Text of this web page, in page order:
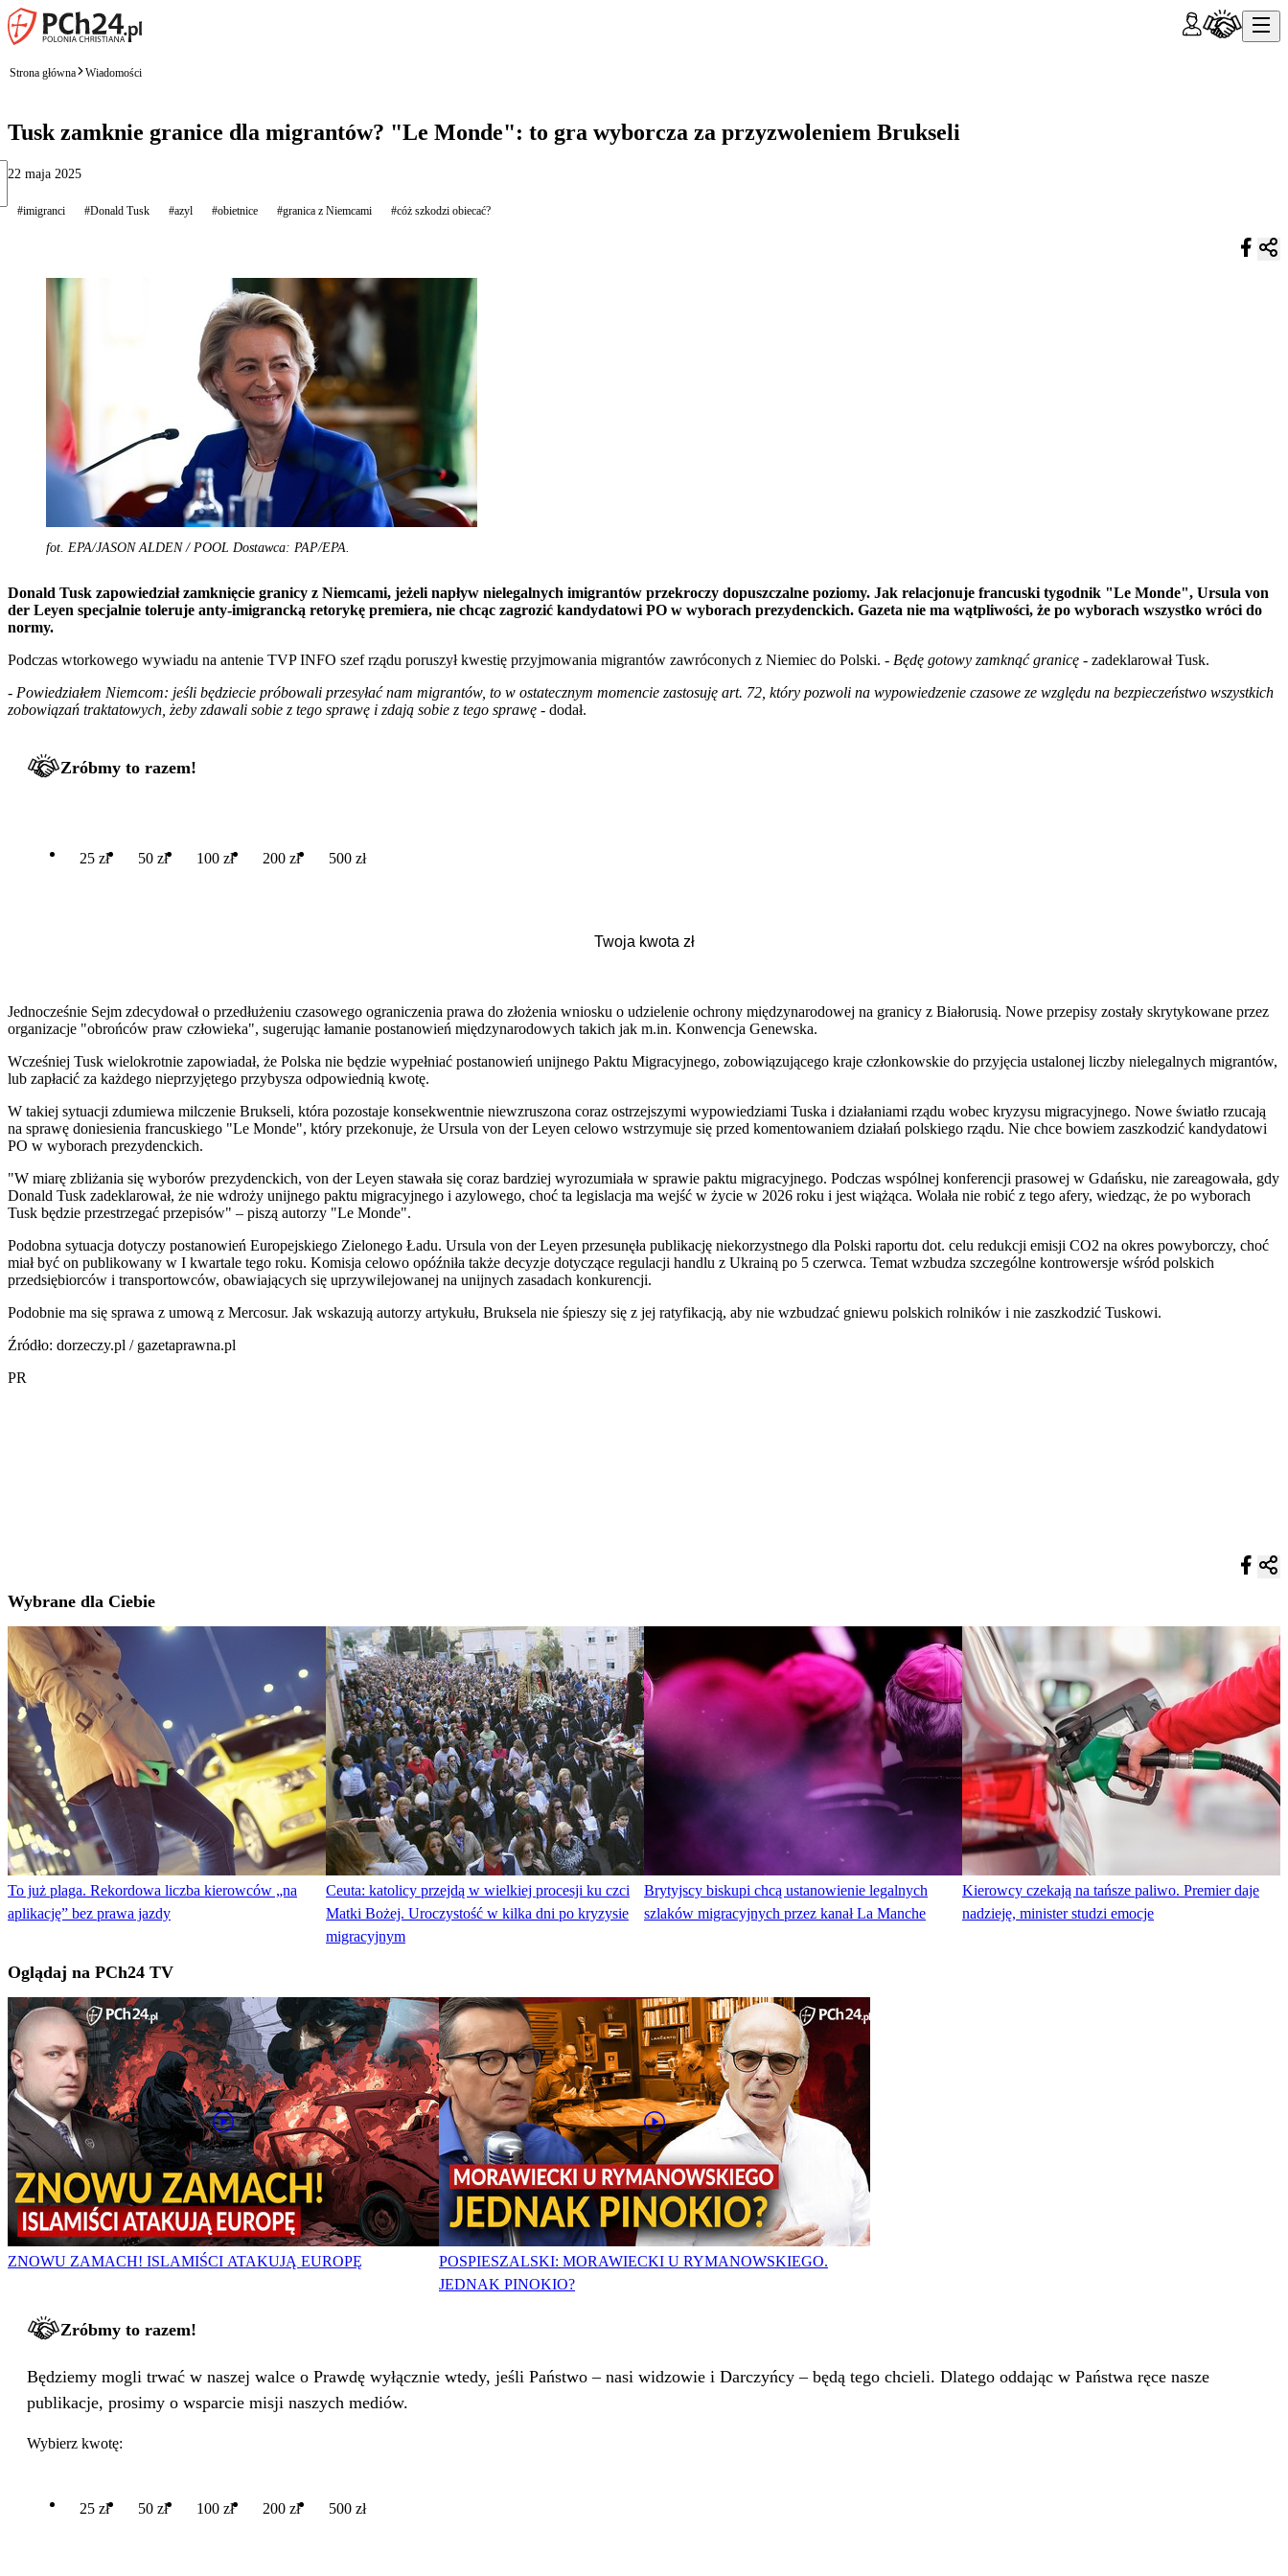
Strona główna Wiadomości
Tusk zamknie granice dla migrantów? "Le Monde": to gra wyborcza za przyzwoleniem Brukseli
22 maja 2025
#imigranci #Donald Tusk #azyl #obietnice #granica z Niemcami #cóż szkodzi obiecać?
fot. EPA/JASON ALDEN / POOL Dostawca: PAP/EPA.
Donald Tusk zapowiedział zamknięcie granicy z Niemcami, jeżeli napływ nielegalnych imigrantów przekroczy dopuszczalne poziomy. Jak relacjonuje francuski tygodnik "Le Monde", Ursula von
der Leyen specjalnie toleruje anty-imigrancką retorykę premiera, nie chcąc zagrozić kandydatowi PO w wyborach prezydenckich. Gazeta nie ma wątpliwości, że po wyborach wszystko wróci do
normy.
Podczas wtorkowego wywiadu na antenie TVP INFO szef rządu poruszył kwestię przyjmowania migrantów zawróconych z Niemiec do Polski. - Będę gotowy zamknąć granicę - zadeklarował Tusk.
- Powiedziałem Niemcom: jeśli będziecie próbowali przesyłać nam migrantów, to w ostatecznym momencie zastosuję art. 72, który pozwoli na wypowiedzenie czasowe ze względu na bezpieczeństwo wszystkich
zobowiązań traktatowych, żeby zdawali sobie z tego sprawę i zdają sobie z tego sprawę - dodał.
Zróbmy to razem!
25 zł 50 zł 100 zł 200 zł 500 zł
Jednocześnie Sejm zdecydował o przedłużeniu czasowego ograniczenia prawa do złożenia wniosku o udzielenie ochrony międzynarodowej na granicy z Białorusią. Nowe przepisy zostały skrytykowane przez
organizacje "obrońców praw człowieka", sugerując łamanie postanowień międzynarodowych takich jak m.in. Konwencja Genewska.
Wcześniej Tusk wielokrotnie zapowiadał, że Polska nie będzie wypełniać postanowień unijnego Paktu Migracyjnego, zobowiązującego kraje członkowskie do przyjęcia ustalonej liczby nielegalnych migrantów,
lub zapłacić za każdego nieprzyjętego przybysza odpowiednią kwotę.
W takiej sytuacji zdumiewa milczenie Brukseli, która pozostaje konsekwentnie niewzruszona coraz ostrzejszymi wypowiedziami Tuska i działaniami rządu wobec kryzysu migracyjnego. Nowe światło rzucają
na sprawę doniesienia francuskiego "Le Monde", który przekonuje, że Ursula von der Leyen celowo wstrzymuje się przed komentowaniem działań polskiego rządu. Nie chce bowiem zaszkodzić kandydatowi
PO w wyborach prezydenckich.
"W miarę zbliżania się wyborów prezydenckich, von der Leyen stawała się coraz bardziej wyrozumiała w sprawie paktu migracyjnego. Podczas wspólnej konferencji prasowej w Gdańsku, nie zareagowała, gdy
Donald Tusk zadeklarował, że nie wdroży unijnego paktu migracyjnego i azylowego, choć ta legislacja ma wejść w życie w 2026 roku i jest wiążąca. Wolała nie robić z tego afery, wiedząc, że po wyborach
Tusk będzie przestrzegać przepisów" – piszą autorzy "Le Monde".
Podobna sytuacja dotyczy postanowień Europejskiego Zielonego Ładu. Ursula von der Leyen przesunęła publikację niekorzystnego dla Polski raportu dot. celu redukcji emisji CO2 na okres powyborczy, choć
miał być on publikowany w I kwartale tego roku. Komisja celowo opóźniła także decyzje dotyczące regulacji handlu z Ukrainą po 5 czerwca. Temat wzbudza szczególne kontrowersje wśród polskich
przedsiębiorców i transportowców, obawiających się uprzywilejowanej na unijnych zasadach konkurencji.
Podobnie ma się sprawa z umową z Mercosur. Jak wskazują autorzy artykułu, Bruksela nie śpieszy się z jej ratyfikacją, aby nie wzbudzać gniewu polskich rolników i nie zaszkodzić Tuskowi.
Źródło: dorzeczy.pl / gazetaprawna.pl
PR
Wybrane dla Ciebie
To już plaga. Rekordowa liczba kierowców „na
aplikację” bez prawa jazdy
Ceuta: katolicy przejdą w wielkiej procesji ku czci
Matki Bożej. Uroczystość w kilka dni po kryzysie
migracyjnym
Brytyjscy biskupi chcą ustanowienie legalnych
szlaków migracyjnych przez kanał La Manche
Kierowcy czekają na tańsze paliwo. Premier daje
nadzieję, minister studzi emocje
Oglądaj na PCh24 TV
ZNOWU ZAMACH! ISLAMIŚCI ATAKUJĄ EUROPĘ
POSPIESZALSKI: MORAWIECKI U RYMANOWSKIEGO.
JEDNAK PINOKIO?
Zróbmy to razem!
Będziemy mogli trwać w naszej walce o Prawdę wyłącznie wtedy, jeśli Państwo – nasi widzowie i Darczyńcy – będą tego chcieli. Dlatego oddając w Państwa ręce nasze
publikacje, prosimy o wsparcie misji naszych mediów.
Wybierz kwotę:
25 zł 50 zł 100 zł 200 zł 500 zł